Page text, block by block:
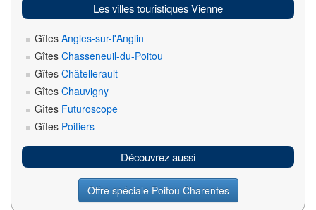
Les villes touristiques Vienne
Gîtes Angles-sur-l'Anglin
Gîtes Chasseneuil-du-Poitou
Gîtes Châtellerault
Gîtes Chauvigny
Gîtes Futuroscope
Gîtes Poitiers
Découvrez aussi
Offre spéciale Poitou Charentes